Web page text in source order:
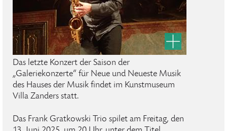
Das letzte Konzert der Saison der
„Galeriekonzerte“ für Neue und Neueste Musik
des Hauses der Musik findet im Kunstmuseum
Villa Zanders statt.
Das Frank Gratkowski Trio spilet am Freitag, den